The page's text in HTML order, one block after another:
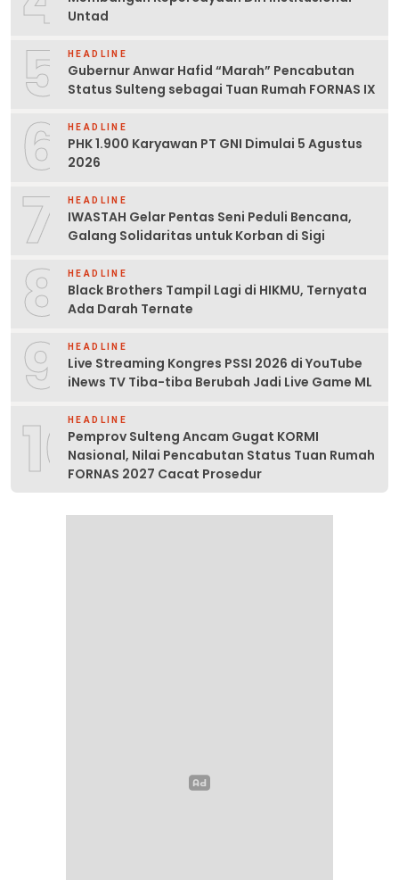
Untad
5 HEADLINE
Gubernur Anwar Hafid “Marah” Pencabutan
Status Sulteng sebagai Tuan Rumah FORNAS IX
6 HEADLINE
PHK 1.900 Karyawan PT GNI Dimulai 5 Agustus
2026
7 HEADLINE
IWASTAH Gelar Pentas Seni Peduli Bencana,
Galang Solidaritas untuk Korban di Sigi
8 HEADLINE
Black Brothers Tampil Lagi di HIKMU, Ternyata
Ada Darah Ternate
9 HEADLINE
Live Streaming Kongres PSSI 2026 di YouTube
iNews TV Tiba-tiba Berubah Jadi Live Game ML
10HEADLINE
Pemprov Sulteng Ancam Gugat KORMI
Nasional, Nilai Pencabutan Status Tuan Rumah
FORNAS 2027 Cacat Prosedur